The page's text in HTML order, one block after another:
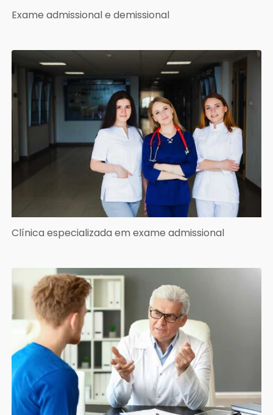
Exame admissional e demissional
Clínica especializada em exame admissional